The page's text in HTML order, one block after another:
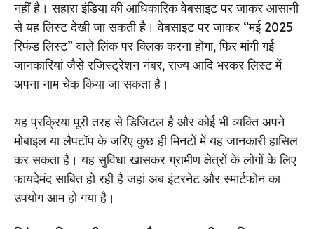
नहीं है। सहारा इंडिया की आधिकारिक वेबसाइट पर जाकर आसानी
से यह लिस्ट देखी जा सकती है। वेबसाइट पर जाकर “मई 2025
रिफंड लिस्ट” वाले लिंक पर क्लिक करना होगा, फिर मांगी गई
जानकारियां जैसे रजिस्ट्रेशन नंबर, राज्य आदि भरकर लिस्ट में
अपना नाम चेक किया जा सकता है।
यह प्रक्रिया पूरी तरह से डिजिटल है और कोई भी व्यक्ति अपने
मोबाइल या लैपटॉप के जरिए कुछ ही मिनटों में यह जानकारी हासिल
कर सकता है। यह सुविधा खासकर ग्रामीण क्षेत्रों के लोगों के लिए
फायदेमंद साबित हो रही है जहां अब इंटरनेट और स्मार्टफोन का
उपयोग आम हो गया है।